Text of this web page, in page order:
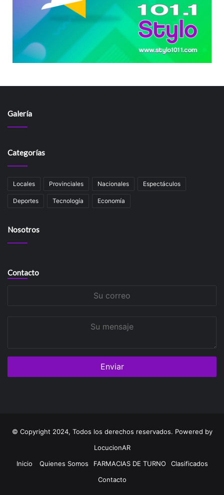
Galería
Categorías
Locales Provinciales Nacionales Espectáculos
Deportes Tecnología Economía
Nosotros
Contacto
© Copyright 2024, Todos los derechos reservados. Powered by
LocucionAR
Inicio
Quienes Somos FARMACIAS DE TURNO
Clasificados
Contacto